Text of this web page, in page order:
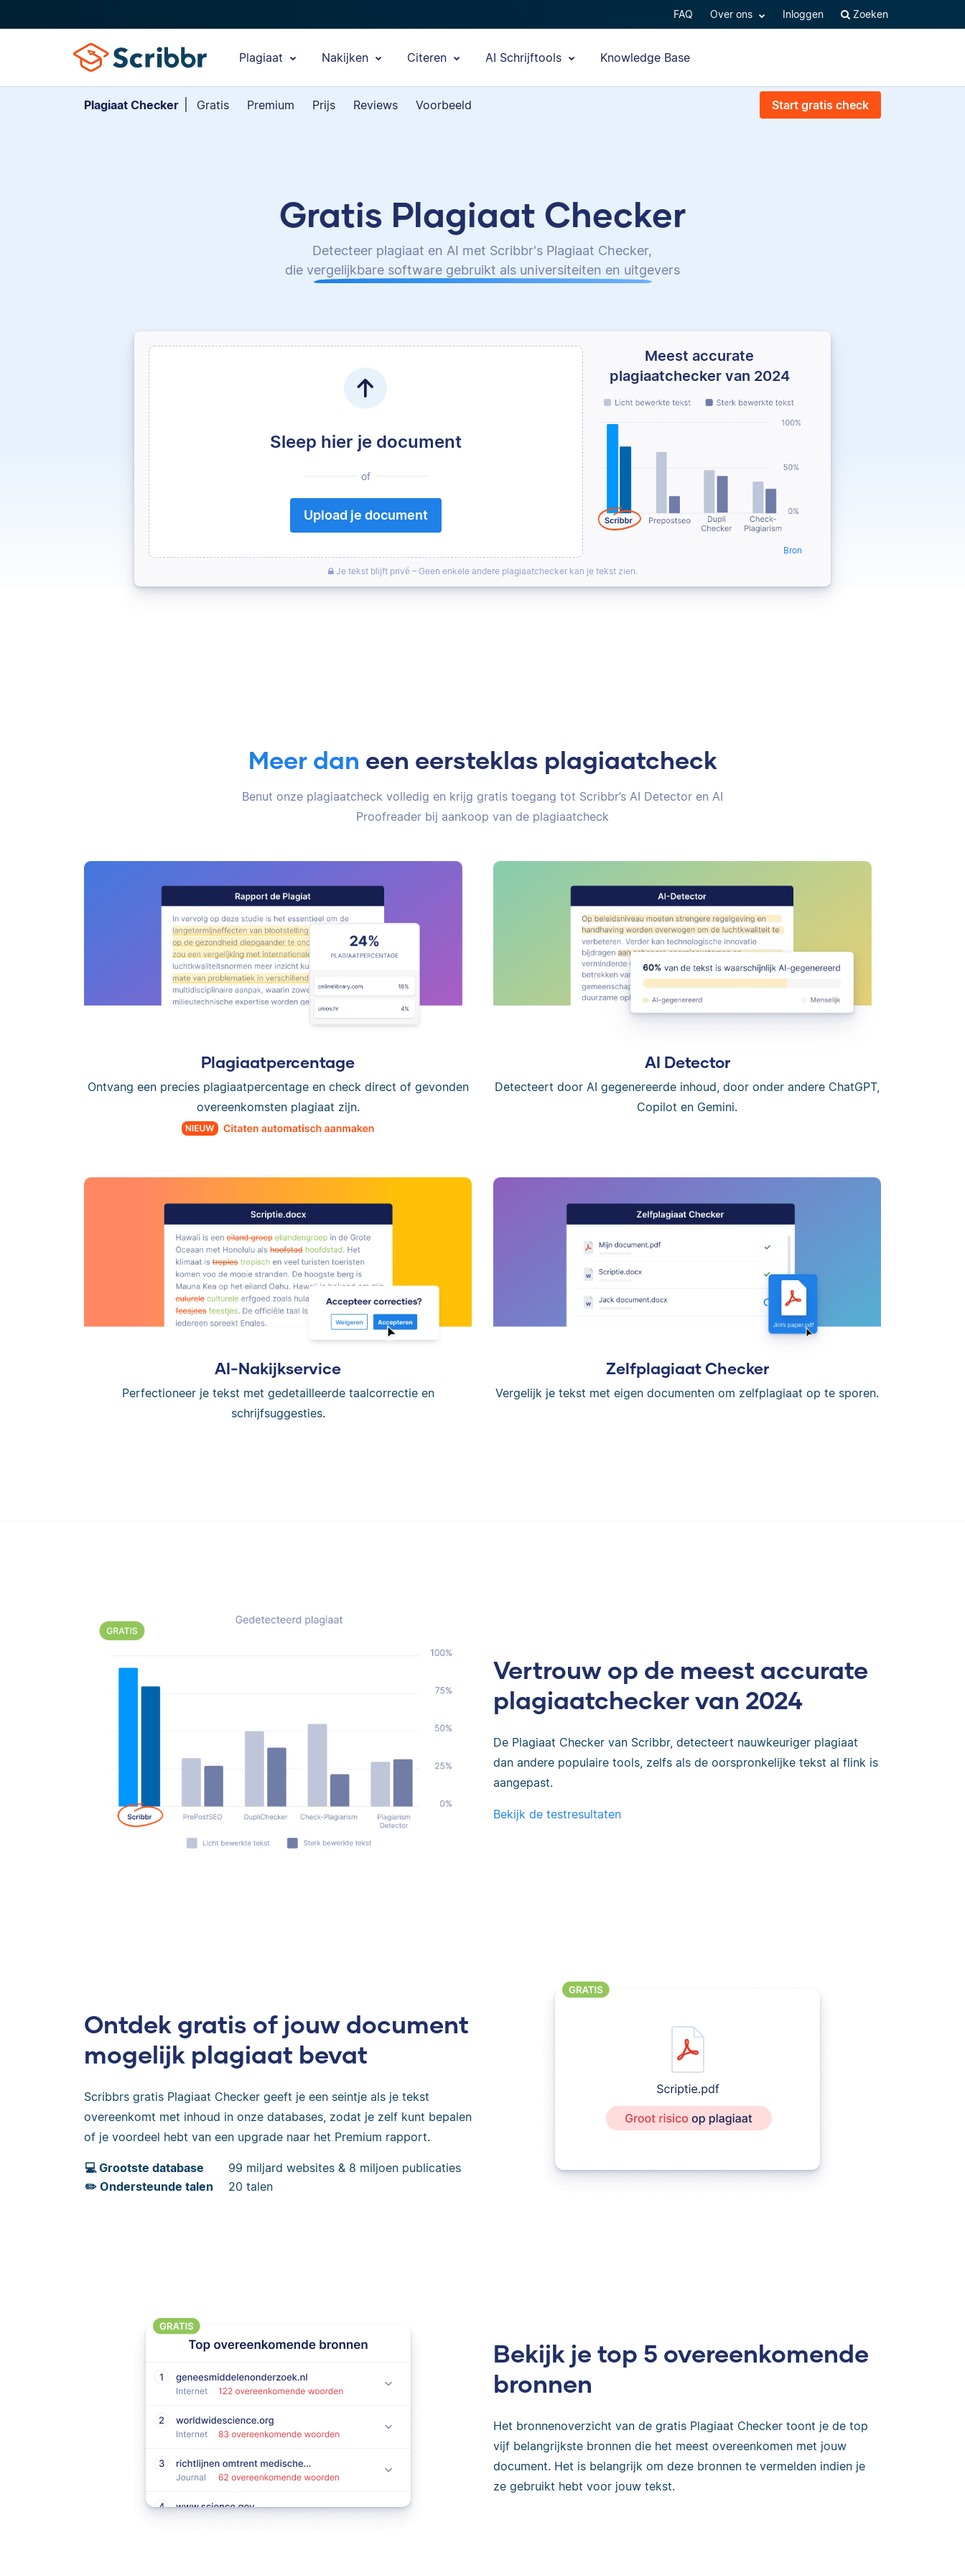
FAQ Over ons Inloggen Zoeken
Plagiaat Nakijken Citeren AI Schrijftools Knowledge Base
Plagiaat Checker Gratis Premium Prijs Reviews Voorbeeld Start gratis check
Gratis Plagiaat Checker
Detecteer plagiaat en AI met Scribbr's Plagiaat Checker,
die vergelijkbare software gebruikt als universiteiten en uitgevers
Sleep hier je document
of
Upload je document
Meest accurate
plagiaatchecker van 2024
Bron
Je tekst blijft privé – Geen enkele andere plagiaatchecker kan je tekst zien.
Meer dan een eersteklas plagiaatcheck
Benut onze plagiaatcheck volledig en krijg gratis toegang tot Scribbr’s AI Detector en AI
Proofreader bij aankoop van de plagiaatcheck
Plagiaatpercentage
Ontvang een precies plagiaatpercentage en check direct of gevonden
overeenkomsten plagiaat zijn.
AI Detector
Detecteert door AI gegenereerde inhoud, door onder andere ChatGPT,
Copilot en Gemini.
AI-Nakijkservice
Perfectioneer je tekst met gedetailleerde taalcorrectie en
schrijfsuggesties.
Zelfplagiaat Checker
Vergelijk je tekst met eigen documenten om zelfplagiaat op te sporen.
Vertrouw op de meest accurate
plagiaatchecker van 2024
De Plagiaat Checker van Scribbr, detecteert nauwkeuriger plagiaat
dan andere populaire tools, zelfs als de oorspronkelijke tekst al flink is
aangepast.
Bekijk de testresultaten
Ontdek gratis of jouw document
mogelijk plagiaat bevat
Scribbrs gratis Plagiaat Checker geeft je een seintje als je tekst
overeenkomt met inhoud in onze databases, zodat je zelf kunt bepalen
of je voordeel hebt van een upgrade naar het Premium rapport.
💻 Grootste database
99 miljard websites & 8 miljoen publicaties
✏️ Ondersteunde talen
20 talen
Bekijk je top 5 overeenkomende
bronnen
Het bronnenoverzicht van de gratis Plagiaat Checker toont je de top
vijf belangrijkste bronnen die het meest overeenkomen met jouw
document. Het is belangrijk om deze bronnen te vermelden indien je
ze gebruikt hebt voor jouw tekst.